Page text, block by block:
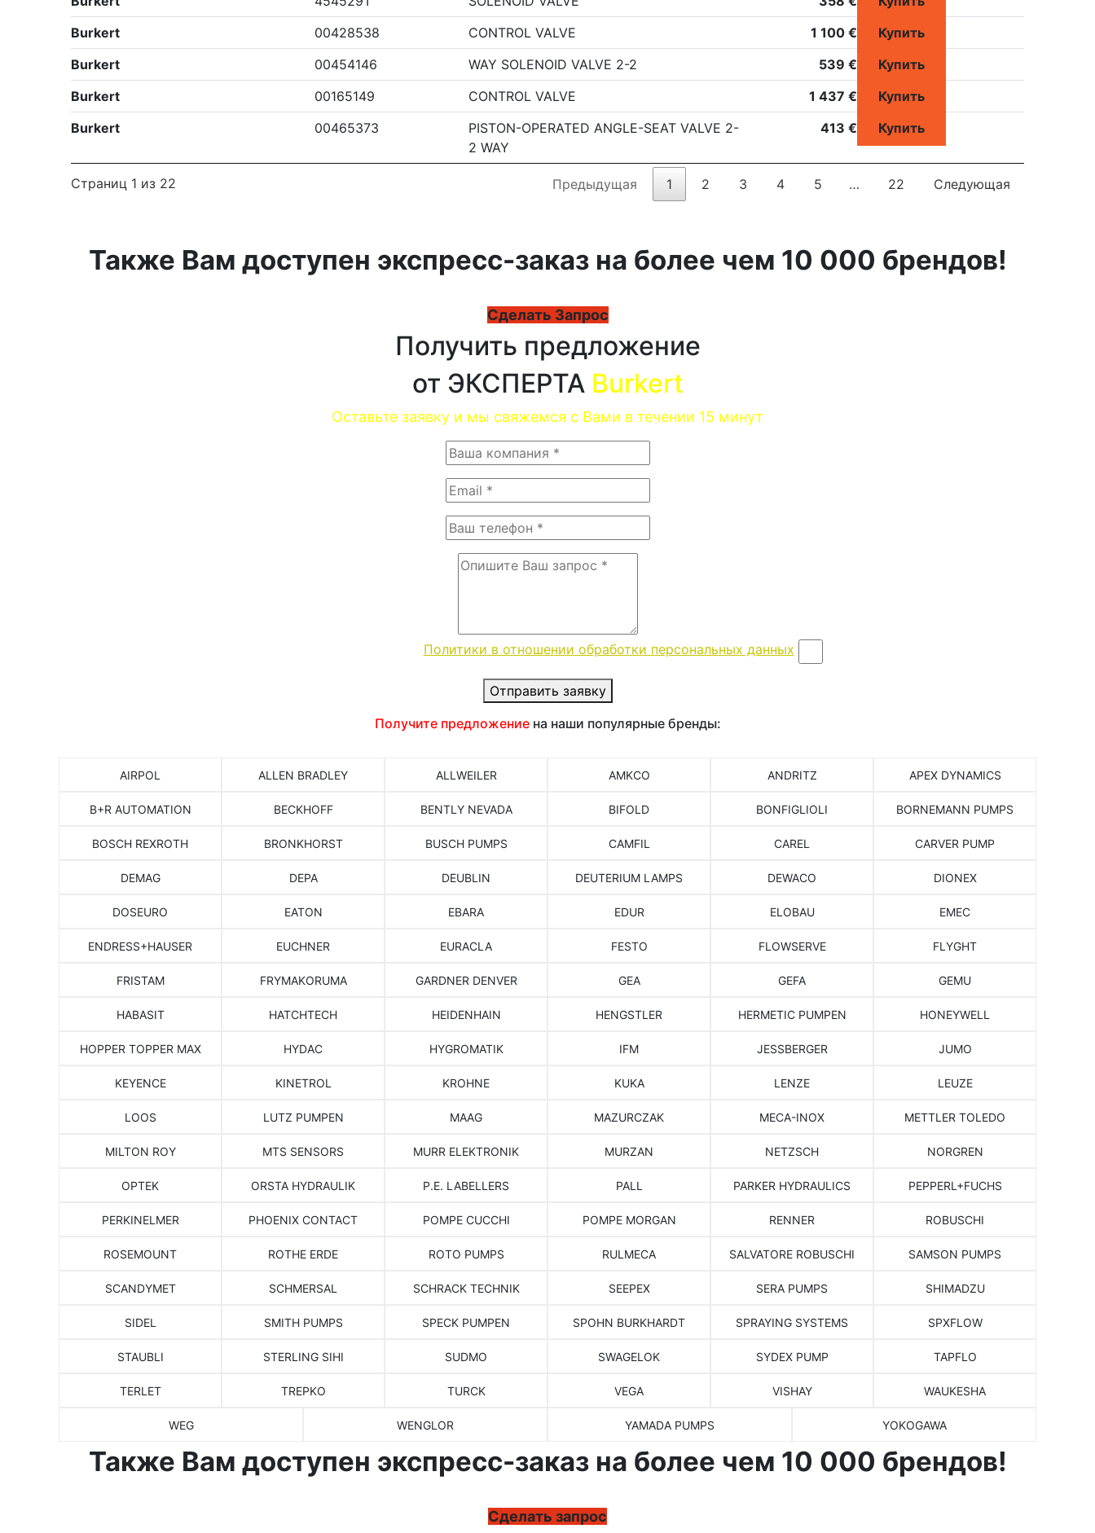
Burkert
00428538 CONTROL VALVE 1 100 €
Купить
Burkert
00454146 WAY SOLENOID VALVE 2-2 539 €
Купить
Burkert
00165149 CONTROL VALVE 1 437 €
Купить
Burkert
00465373
PISTON-OPERATED ANGLE-SEAT VALVE 2-
2 WAY
413 € Купить
Страниц 1 из 22 Предыдущая 1 2 3 4 5 … 22 Следующая
Также Вам доступен экспресс-заказ на более чем 10 000 брендов!
Сделать Запрос
Получить предложение
от ЭКСПЕРТА Burkert
Оставьте заявку и мы свяжемся с Вами в течении 15 минут
Политики в отношении обработки персональных данных
Отправить заявку
Получите предложениена наши популярные бренды:
AIRPOL ALLEN BRADLEY ALLWEILER AMKCO ANDRITZ APEX DYNAMICS
B+R AUTOMATION BECKHOFF BENTLY NEVADA BIFOLD BONFIGLIOLI BORNEMANN PUMPS
BOSCH REXROTH BRONKHORST BUSCH PUMPS CAMFIL CAREL CARVER PUMP
DEMAG DEPA DEUBLIN DEUTERIUM LAMPS DEWACO DIONEX
DOSEURO EATON EBARA EDUR ELOBAU EMEC
ENDRESS+HAUSER EUCHNER EURACLA FESTO FLOWSERVE FLYGHT
FRISTAM FRYMAKORUMA GARDNER DENVER GEA GEFA GEMU
HABASIT HATCHTECH HEIDENHAIN HENGSTLER HERMETIC PUMPEN HONEYWELL
HOPPER TOPPER MAX HYDAC HYGROMATIK IFM JESSBERGER JUMO
KEYENCE KINETROL KROHNE KUKA LENZE LEUZE
LOOS LUTZ PUMPEN MAAG MAZURCZAK MECA-INOX METTLER TOLEDO
MILTON ROY MTS SENSORS MURR ELEKTRONIK MURZAN NETZSCH NORGREN
OPTEK ORSTA HYDRAULIK P.E. LABELLERS PALL PARKER HYDRAULICS PEPPERL+FUCHS
PERKINELMER PHOENIX CONTACT POMPE CUCCHI POMPE MORGAN RENNER ROBUSCHI
ROSEMOUNT ROTHE ERDE ROTO PUMPS RULMECA SALVATORE ROBUSCHI SAMSON PUMPS
SCANDYMET SCHMERSAL SCHRACK TECHNIK SEEPEX SERA PUMPS SHIMADZU
SIDEL SMITH PUMPS SPECK PUMPEN SPOHN BURKHARDT SPRAYING SYSTEMS SPXFLOW
STAUBLI STERLING SIHI SUDMO SWAGELOK SYDEX PUMP TAPFLO
TERLET TREPKO TURCK VEGA VISHAY WAUKESHA
WEG WENGLOR YAMADA PUMPS YOKOGAWA
Также Вам доступен экспресс-заказ на более чем 10 000 брендов!
Сделать запрос